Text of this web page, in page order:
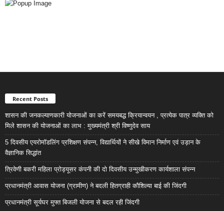
Recent Posts
शासन की जनकल्याणकारी योजनाओं का करें समयबद्ध क्रियान्वयन , प्रत्येक पात्र व्यक्ति को
मिले शासन की योजनाओं का लाभ : मुख्यमंत्री श्री विष्णुदेव साय
5 दिवसीय एयरोमॉडलिंग प्रशिक्षण संपन्न, विद्यार्थियों ने सीखे विमान निर्माण एवं उड़ान के
वैज्ञानिक सिद्धांत
त्रिवेणी बकरी महिला प्रोड्यूसर कंपनी की दो दिवसीय उन्मुखीकरण कार्यशाला संपन्न
प्रधानमंत्री आवास योजना (ग्रामीण) ने बदली हितग्राही कौशिल्या बाई की जिंदगी
प्रधानमंत्री सूर्यघर मुफ्त बिजली योजना से बदल रही जिंदगी